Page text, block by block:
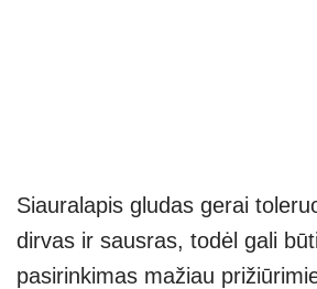
Siauralapis gludas gerai
dirvas ir sausras, todėl gali
pasirinkimas mažiau